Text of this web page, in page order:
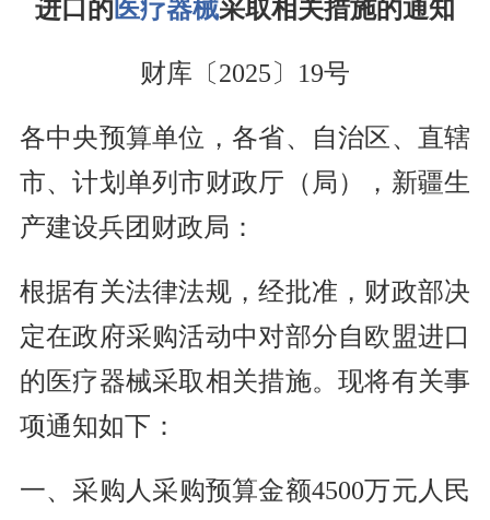
进口的医疗器械采取相关措施的通知
财库〔2025〕19号
各中央预算单位，各省、自治区、直辖
市、计划单列市财政厅（局），新疆生
产建设兵团财政局：
根据有关法律法规，经批准，财政部决
定在政府采购活动中对部分自欧盟进口
的医疗器械采取相关措施。现将有关事
项通知如下：
一、采购人采购预算金额4500万元人民